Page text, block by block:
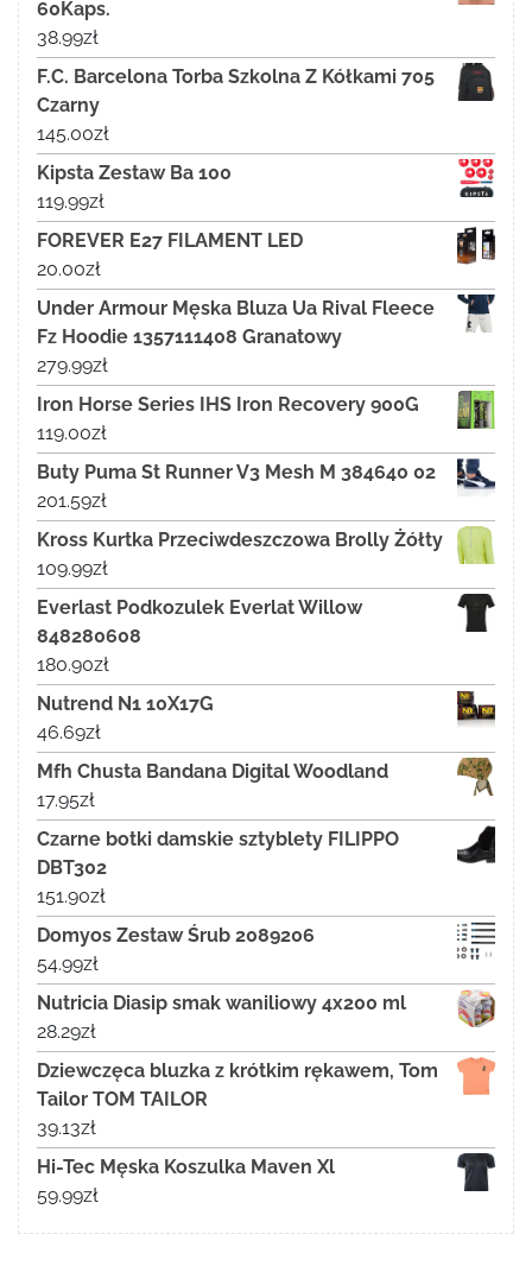
60Kaps.
38.99zł
F.C. Barcelona Torba Szkolna Z Kółkami 705
Czarny
145.00zł
Kipsta Zestaw Ba 100
119.99zł
FOREVER E27 FILAMENT LED
20.00zł
Under Armour Męska Bluza Ua Rival Fleece
Fz Hoodie 1357111408 Granatowy
279.99zł
Iron Horse Series IHS Iron Recovery 900G
119.00zł
Buty Puma St Runner V3 Mesh M 384640 02
201.59zł
Kross Kurtka Przeciwdeszczowa Brolly Żółty
109.99zł
Everlast Podkozulek Everlat Willow
848280608
180.90zł
Nutrend N1 10X17G
46.69zł
Mfh Chusta Bandana Digital Woodland
17.95zł
Czarne botki damskie sztyblety FILIPPO
DBT302
151.90zł
Domyos Zestaw Śrub 2089206
54.99zł
Nutricia Diasip smak waniliowy 4x200 ml
28.29zł
Dziewczęca bluzka z krótkim rękawem, Tom
Tailor TOM TAILOR
39.13zł
Hi-Tec Męska Koszulka Maven Xl
59.99zł